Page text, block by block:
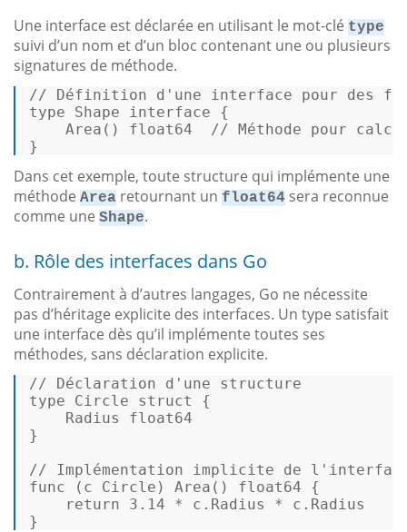
Une interface est déclarée en utilisant le mot-clé type
suivi d’un nom et d’un bloc contenant une ou plusieurs
signatures de méthode.
// Définition d'une interface pour des
type Shape interface {
Area() float64
// Méthode pour
}
Dans cet exemple, toute structure qui implémente une
méthode Area retournant un float64 sera reconnue
comme une Shape.
b. Rôle des interfaces dans Go
Contrairement à d’autres langages, Go ne nécessite
pas d’héritage explicite des interfaces. Un type satisfait
une interface dès qu’il implémente toutes ses
méthodes, sans déclaration explicite.
// Déclaration d'une structure
type Circle struct
{
Radius float64
}
// Implémentation implicite de
func
(c Circle) Area() float64 {
return
3.14 * c.Radius * c.Radius
}